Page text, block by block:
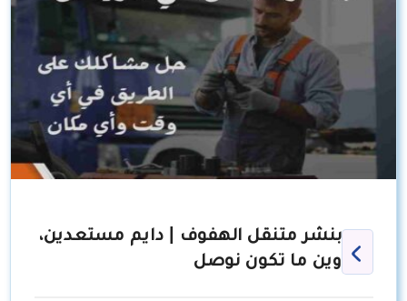
بنشر متنقل الهفوف | دايم مستعدين،
وين ما تكون نوصل